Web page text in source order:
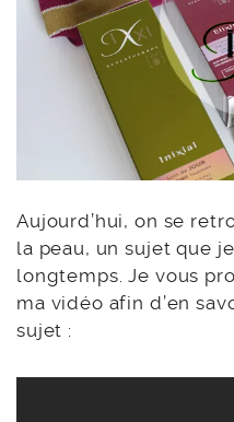
Aujourd’hui, on se
la peau, un sujet que
longtemps. Je vous
ma vidéo afin d’en
sujet :